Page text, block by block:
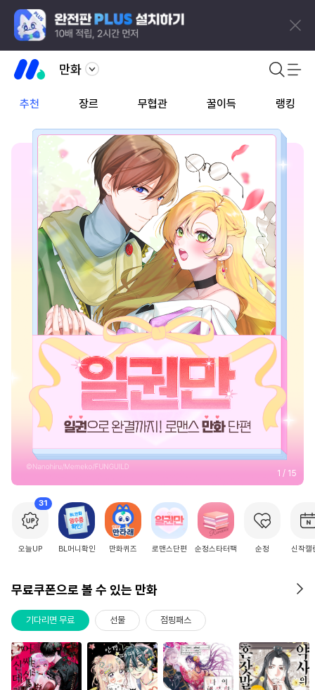
만화
추천 장르 무협관 꿀이득 랭킹
2 / 15
31
오늘UP BL머니확인 만화퀴즈 로맨스단편 순정스타터팩 순정 신작캘
무료쿠폰으로 볼 수 있는 만화
기다리면 무료 선물 점핑패스